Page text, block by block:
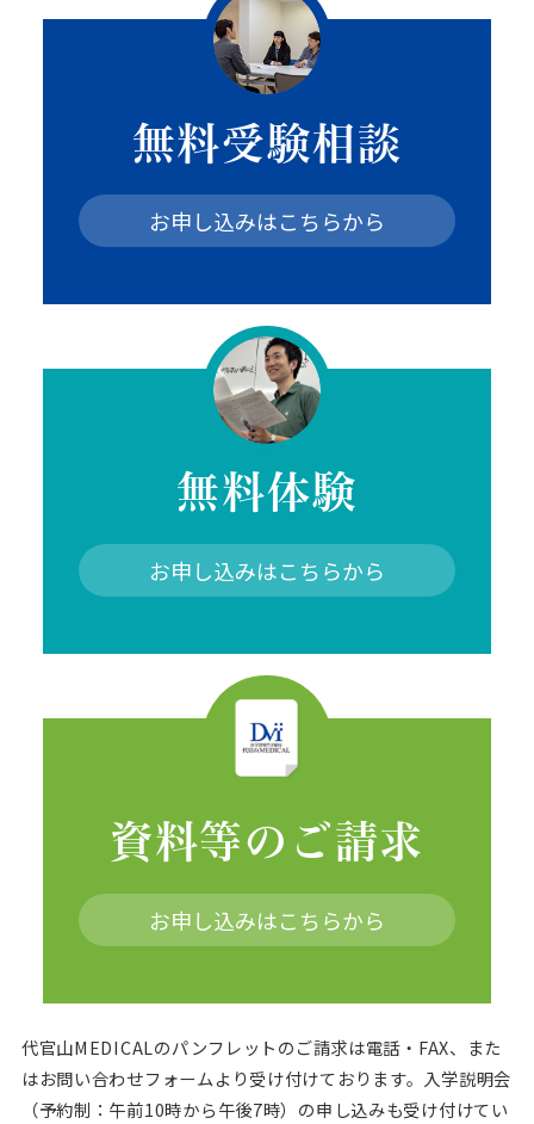
無料受験相談
お申し込みはこちらから
無料体験
お申し込みはこちらから
資料等のご請求
お申し込みはこちらから
代官山MEDICALのパンフレットのご請求は電話・FAX、また
はお問い合わせフォームより受け付けております。 入学説明会
（予約制：午前10時から午後7時）の申し込みも受け付けてい